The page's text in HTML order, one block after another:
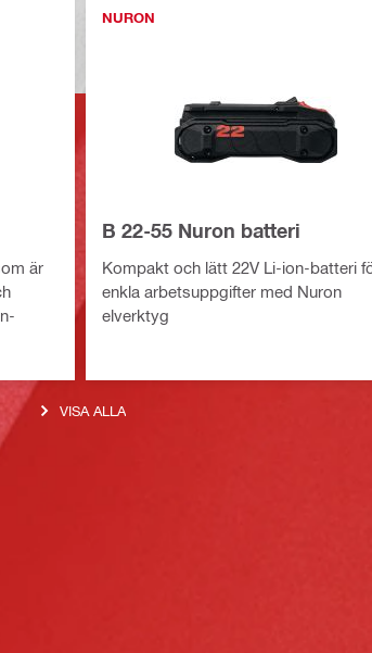
är
NURON
B 22-55 Nuron batteri
Kompakt och lätt 22V Li-ion-batteri
enkla arbetsuppgifter med Nuron
elverktyg
VISA ALLA